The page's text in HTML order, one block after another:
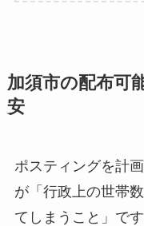
加須市の配布可
安
ポスティングを計
が「行政上の世帯
てしまうこと」で